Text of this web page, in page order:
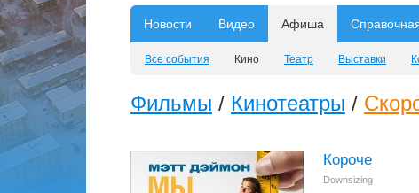
Новости Видео Афиша
Все события Кино Театр Выставки
Фильмы / Кинотеатры /
Короче
Downsizing